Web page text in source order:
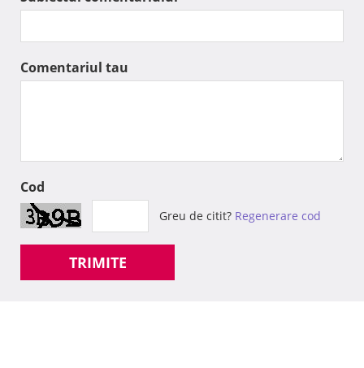
Comentariul tau
Cod
Greu de citit? Regenerare cod
TRIMITE